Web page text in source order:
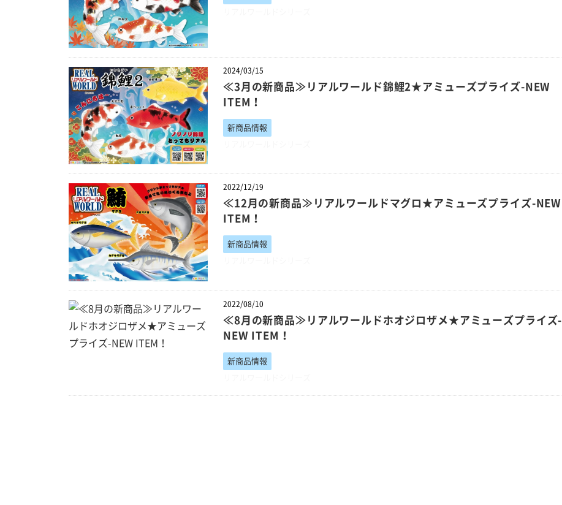
2024/03/15
≪3月の新商品≫リアルワールド錦鯉2★アミューズプライズ-NEW
ITEM！
新商品情報
2022/12/19
≪12月の新商品≫リアルワールドマグロ★アミューズプライズ-NEW
ITEM！
新商品情報
2022/08/10
≪8月の新商品≫リアルワールドホオジロザメ★アミューズプライズ-
NEW ITEM！
新商品情報